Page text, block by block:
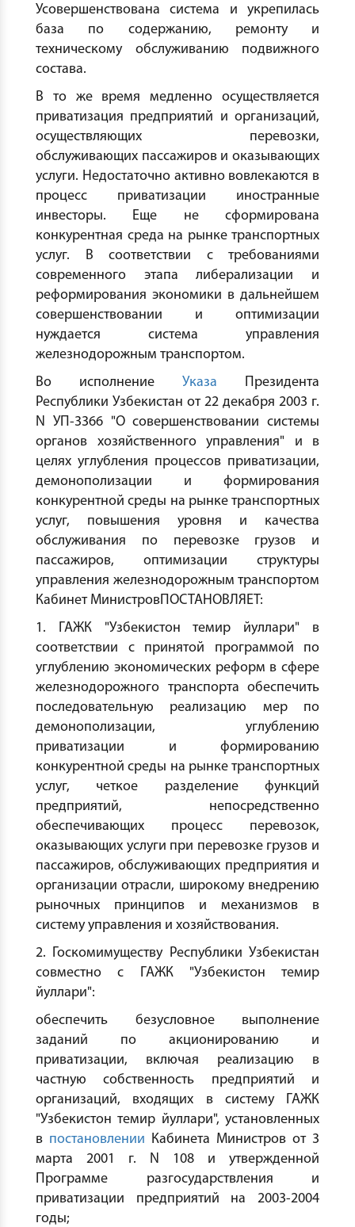
Усовершенствована система и укрепилась
база по содержанию, ремонту и
техническому обслуживанию подвижного
состава.
В то же время медленно осуществляется
приватизация предприятий и организаций,
осуществляющих перевозки,
обслуживающих пассажиров и оказывающих
услуги. Недостаточно активно вовлекаются в
процесс приватизации иностранные
инвесторы. Еще не сформирована
конкурентная среда на рынке транспортных
услуг. В соответствии с требованиями
современного этапа либерализации и
реформирования экономики в дальнейшем
совершенствовании и оптимизации
нуждается система управления
железнодорожным транспортом.
Во исполнение Указа Президента
Республики Узбекистан от 22 декабря 2003 г.
N УП-3366 "О совершенствовании системы
органов хозяйственного управления" и в
целях углубления процессов приватизации,
демонополизации и формирования
конкурентной среды на рынке транспортных
услуг, повышения уровня и качества
обслуживания по перевозке грузов и
пассажиров, оптимизации структуры
управления железнодорожным транспортом
Кабинет МинистровПОСТАНОВЛЯЕТ:
1. ГАЖК "Узбекистон темир йуллари" в
соответствии с принятой программой по
углублению экономических реформ в сфере
железнодорожного транспорта обеспечить
последовательную реализацию мер по
демонополизации, углублению
приватизации и формированию
конкурентной среды на рынке транспортных
услуг, четкое разделение функций
предприятий, непосредственно
обеспечивающих процесс перевозок,
оказывающих услуги при перевозке грузов и
пассажиров, обслуживающих предприятия и
организации отрасли, широкому внедрению
рыночных принципов и механизмов в
систему управления и хозяйствования.
2. Госкомимуществу Республики Узбекистан
совместно с ГАЖК "Узбекистон темир
йуллари":
обеспечить безусловное выполнение
заданий по акционированию и
приватизации, включая реализацию в
частную собственность предприятий и
организаций, входящих в систему ГАЖК
"Узбекистон темир йуллари", установленных
в постановлении Кабинета Министров от 3
марта 2001 г. N 108 и утвержденной
Программе разгосударствления и
приватизации предприятий на 2003-2004
годы;